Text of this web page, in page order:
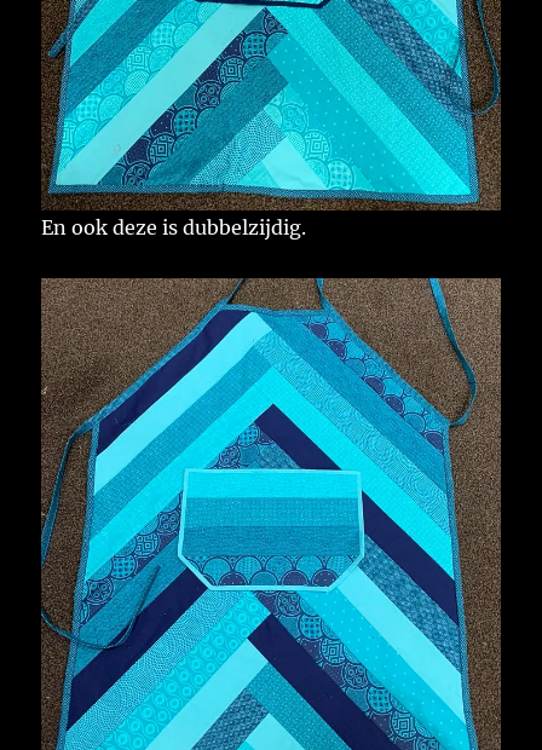
En ook deze is dubbelzijdig.